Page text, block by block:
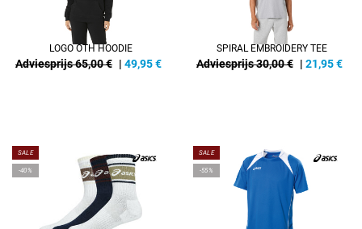
LOGO OTH HOODIE
Adviesprijs 65,00 € | 49,95€
SPIRAL EMBROIDERY TEE
Adviesprijs 30,00 € | 21,95€
SALE
-40%
SALE
-55%